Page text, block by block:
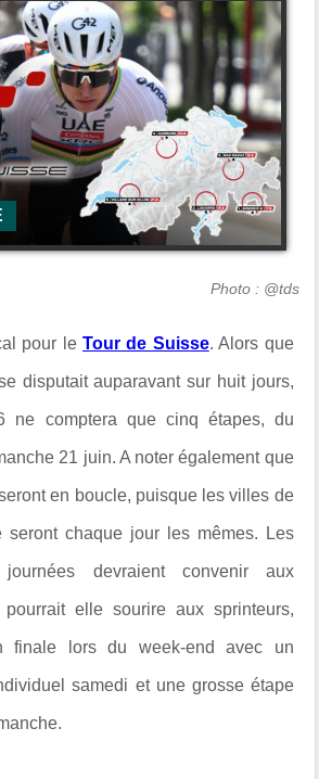
Photo : @tds
pour le Tour de Suisse. Alors que
disputait auparavant sur huit jours,
ne comptera que cinq étapes, du
21 juin. A noter également que
en boucle, puisque les villes de
seront chaque jour les mêmes. Les
devraient convenir aux
elle sourire aux sprinteurs,
finale lors du week-end avec un
samedi et une grosse étape